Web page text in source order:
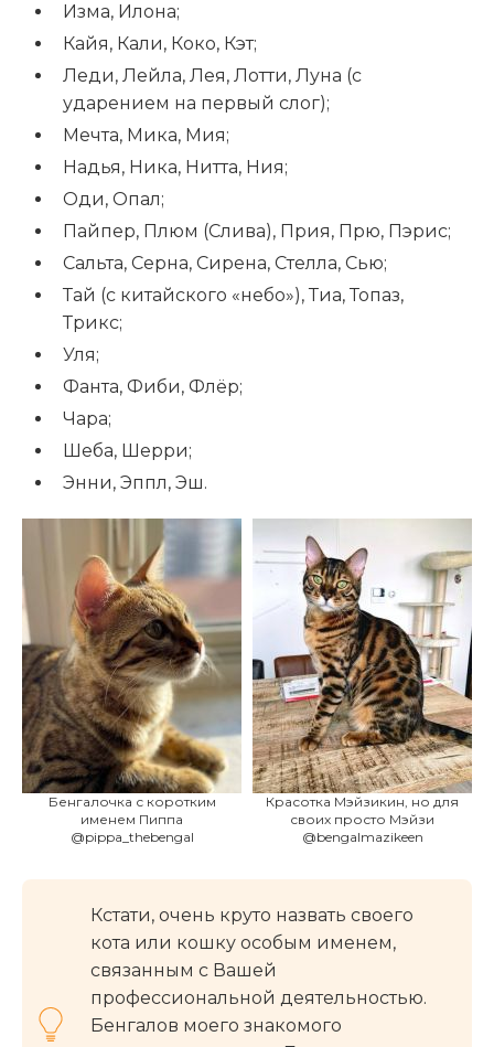
Изма, Илона;
Кайя, Кали, Коко, Кэт;
Леди, Лейла, Лея, Лотти, Луна (с
ударением на первый слог);
Мечта, Мика, Мия;
Надья, Ника, Нитта, Ния;
Оди, Опал;
Пайпер, Плюм (Слива), Прия, Прю, Пэрис;
Сальта, Серна, Сирена, Стелла, Сью;
Тай (с китайского «небо»), Тиа, Топаз,
Трикс;
Уля;
Фанта, Фиби, Флёр;
Чара;
Шеба, Шерри;
Энни, Эппл, Эш.
Бенгалочка с коротким
именем Пиппа
@pippa_thebengal
Красотка Мэйзикин, но для
своих просто Мэйзи
@bengalmazikeen
Кстати, очень круто назвать своего
кота или кошку особым именем,
связанным с Вашей
профессиональной деятельностью.
Бенгалов моего знакомого